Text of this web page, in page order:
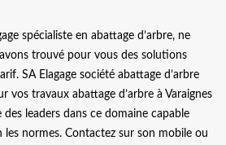
spécialiste en abattage d’arbre, ne
trouvé pour vous des solutions
SA Elagage société abattage d’arbre
vos travaux abattage d’arbre à Varaignes
des leaders dans ce domaine capable
les normes. Contactez sur son mobile ou